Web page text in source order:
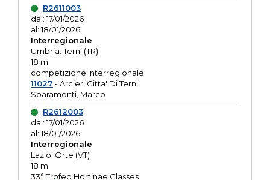
R2611003
dal: 17/01/2026
al: 18/01/2026
Interregionale
Umbria: Terni (TR)
18 m
competizione interregionale
11027 - Arcieri Citta' Di Terni
Sparamonti, Marco
R2612003
dal: 17/01/2026
al: 18/01/2026
Interregionale
Lazio: Orte (VT)
18 m
33° Trofeo Hortinae Classes